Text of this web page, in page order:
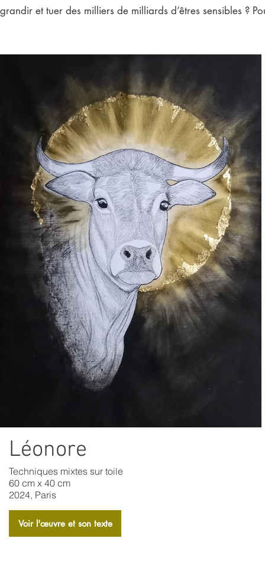
grandir et tuer des milliers de milliards d’êtres sensibles ?
Léonore
Techniques mixtes sur toile
60 cm x 40 cm
2024, Paris
Voir l'​œuvre et son texte